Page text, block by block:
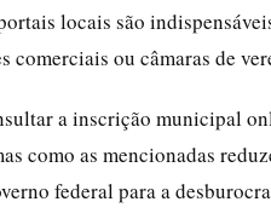
locais são
comerciais ou câmaras de
a inscrição municipal
como as mencionadas
federal para a